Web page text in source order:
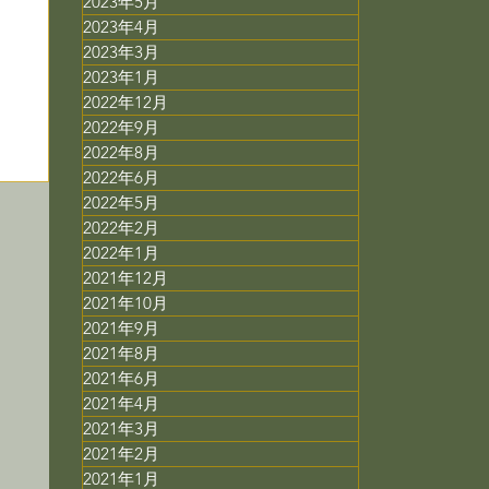
2023年4月
2023年3月
2023年1月
2022年12月
2022年9月
2022年8月
2022年6月
2022年5月
2022年2月
2022年1月
2021年12月
2021年10月
2021年9月
2021年8月
2021年6月
2021年4月
2021年3月
2021年2月
2021年1月